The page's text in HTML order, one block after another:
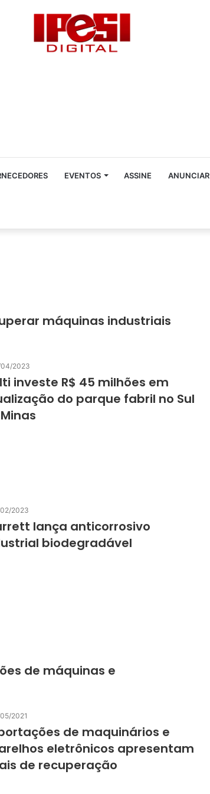
EVENTOS ASSINE ANUNCIAR
máquinas industriais
2023
investe R$ 45 milhões em
do parque fabril no Sul
2023
lança anticorrosivo
biodegradável
de máquinas e
2021
de maquinários e
eletrônicos apresentam
de recuperação